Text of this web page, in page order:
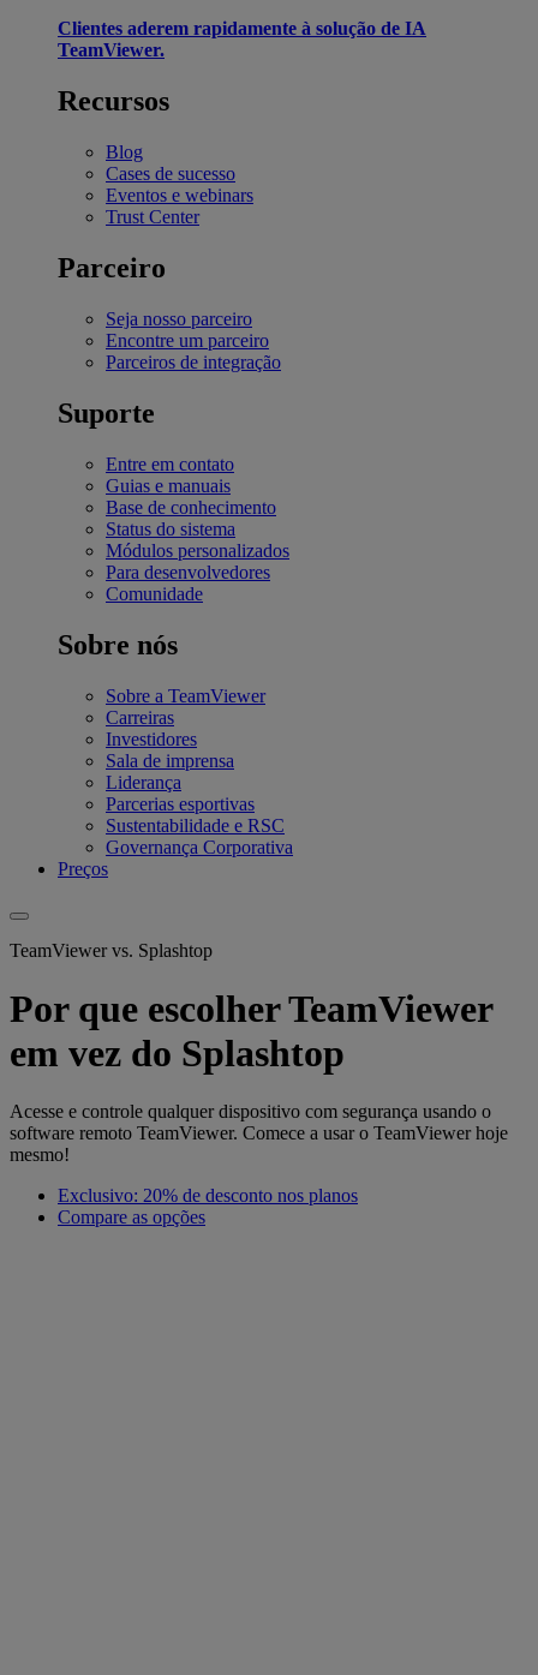
Clientes aderem rapidamente à solução de IA
TeamViewer.
Recursos
Blog
Cases de sucesso
Eventos e webinars
Trust Center
Parceiro
Seja nosso parceiro
Encontre um parceiro
Parceiros de integração
Suporte
Entre em contato
Guias e manuais
Base de conhecimento
Status do sistema
Módulos personalizados
Para desenvolvedores
Comunidade
Sobre nós
Sobre a TeamViewer
Carreiras
Investidores
Sala de imprensa
Liderança
Parcerias esportivas
Sustentabilidade e RSC
Governança Corporativa
Preços
TeamViewer vs. Splashtop
Por que escolher TeamViewer
em vez do Splashtop
Acesse e controle qualquer dispositivo com segurança usando o
software remoto TeamViewer. Comece a usar o TeamViewer hoje
mesmo!
Exclusivo: 20% de desconto nos planos
Compare as opções